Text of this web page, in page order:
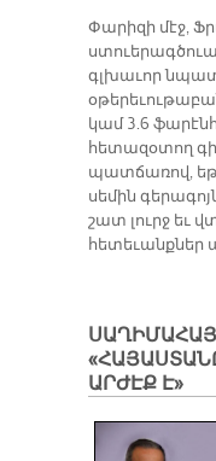
Փարիզի մէջ,
գլխաւոր
կամ 3.6
հետազօտող
պատճառով,
սեմին
շատ լուրջ եւ
հետեւանքներ
ԱՐԺԷՔ Է»